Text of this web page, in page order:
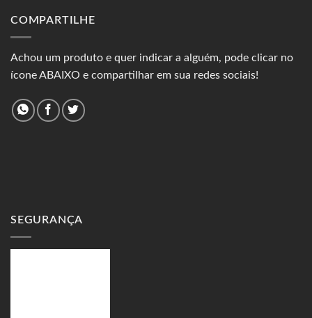
COMPARTILHE
Achou um produto e quer indicar a alguém, pode clicar no
ícone ABAIXO e compartilhar em sua redes sociais!
SEGURANÇA